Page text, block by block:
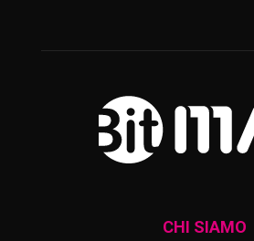
CHI SIAMO